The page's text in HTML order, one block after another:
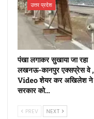
उत्तर प्रदेश
पंखा लगाकर सुखाया जा रहा
लखनऊ-कानपुर एक्सप्रेस वे ,
Video शेयर कर अखिलेश ने
सरकार को…
PREV NEXT